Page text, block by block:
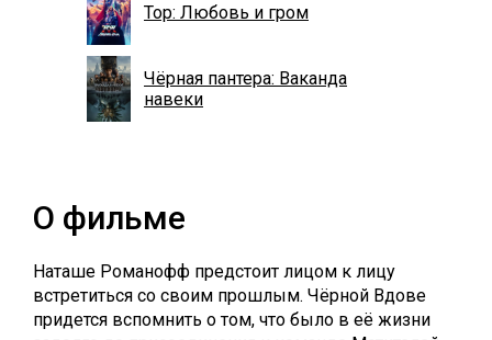
Тор: Любовь и гром
Чёрная пантера: Ваканда
навеки
О фильме
Наташе Романофф предстоит лицом к лицу
встретиться со своим прошлым. Чёрной Вдове
придется вспомнить о том, что было в её жизни